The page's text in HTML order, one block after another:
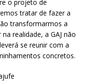
o projeto de
tratar de fazer a
transformarmos a
realidade, a GAJ não
se reunir com a
concretos.